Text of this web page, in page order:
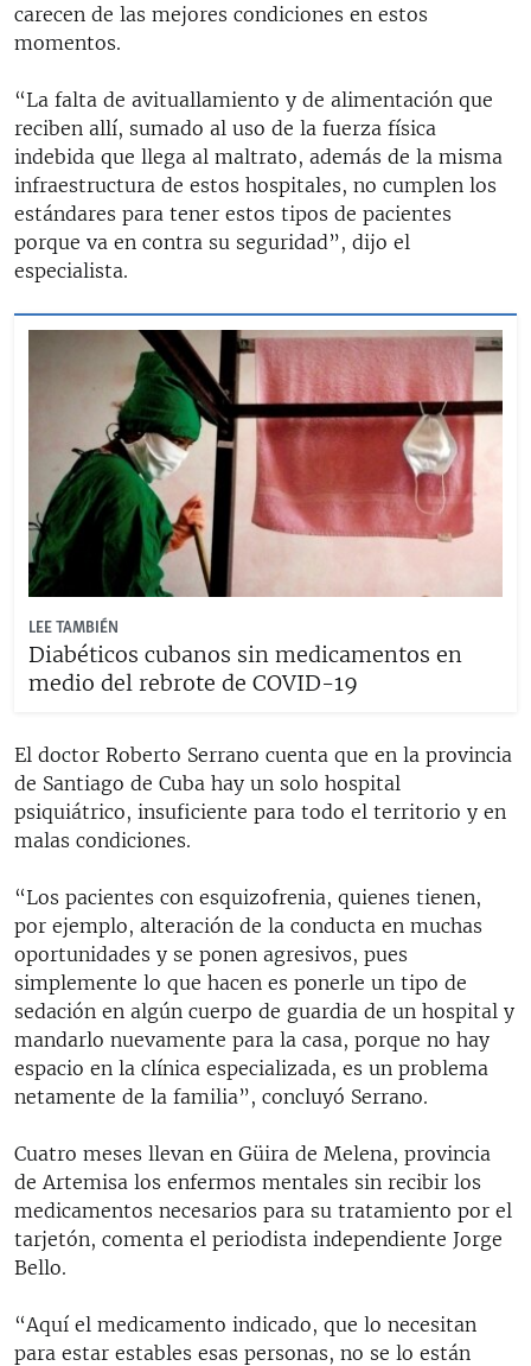
carecen de las mejores condiciones en estos
momentos.
“La falta de avituallamiento y de alimentación que
reciben allí, sumado al uso de la fuerza física
indebida que llega al maltrato, además de la misma
infraestructura de estos hospitales, no cumplen los
estándares para tener estos tipos de pacientes
porque va en contra su seguridad”, dijo el
especialista.
LEE TAMBIÉN
Diabéticos cubanos sin medicamentos en
medio del rebrote de COVID-19
El doctor Roberto Serrano cuenta que en la provincia
de Santiago de Cuba hay un solo hospital
psiquiátrico, insuficiente para todo el territorio y en
malas condiciones.
“Los pacientes con esquizofrenia, quienes tienen,
por ejemplo, alteración de la conducta en muchas
oportunidades y se ponen agresivos, pues
simplemente lo que hacen es ponerle un tipo de
sedación en algún cuerpo de guardia de un hospital y
mandarlo nuevamente para la casa, porque no hay
espacio en la clínica especializada, es un problema
netamente de la familia”, concluyó Serrano.
Cuatro meses llevan en Güira de Melena, provincia
de Artemisa los enfermos mentales sin recibir los
medicamentos necesarios para su tratamiento por el
tarjetón, comenta el periodista independiente Jorge
Bello.
“Aquí el medicamento indicado, que lo necesitan
para estar estables esas personas, no se lo están